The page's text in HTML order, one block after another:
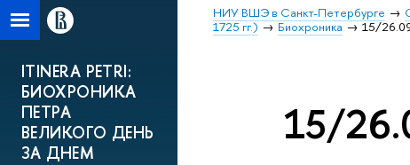
НИУ ВШЭ в Санкт-Петербурге
1725 гг.)
Биохроника 15/
ITINERA PETRI:
БИОХРОНИКА
ПЕТРА
ВЕЛИКОГО ДЕНЬ
ЗА ДНЕМ
15/